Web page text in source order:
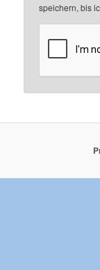
speichern, bis